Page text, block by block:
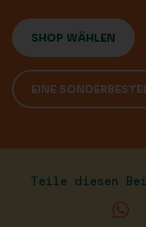
SHOP WÄHLEN
EINE
Teile diesen